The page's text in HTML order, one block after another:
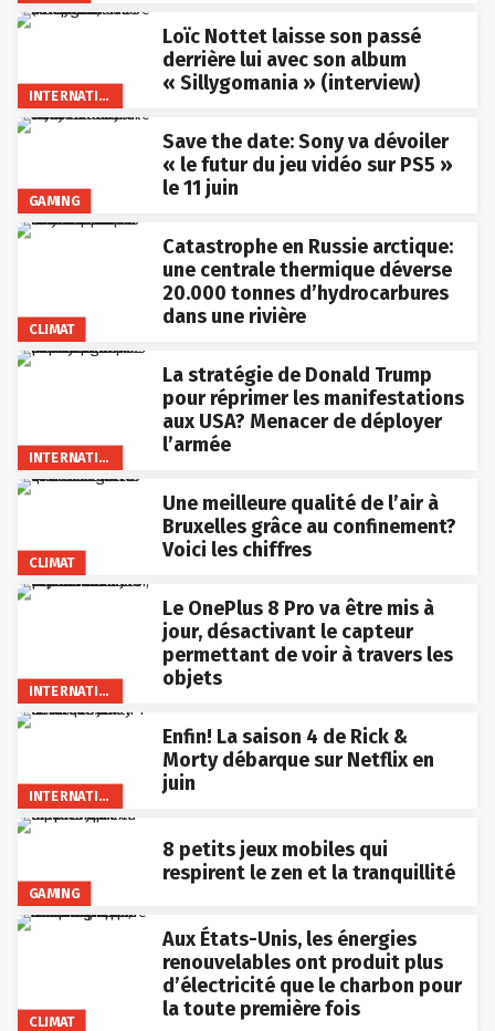
INTERNATIONAL
Loïc Nottet laisse son passé
derrière lui avec son album
« Sillygomania » (interview)
GAMING
Save the date: Sony va dévoiler
« le futur du jeu vidéo sur PS5 »
le 11 juin
CLIMAT
Catastrophe en Russie arctique:
une centrale thermique déverse
20.000 tonnes d’hydrocarbures
dans une rivière
INTERNATIONAL
La stratégie de Donald Trump
pour réprimer les manifestations
aux USA? Menacer de déployer
l’armée
CLIMAT
Une meilleure qualité de l’air à
Bruxelles grâce au confinement?
Voici les chiffres
INTERNATIONAL
Le OnePlus 8 Pro va être mis à
jour, désactivant le capteur
permettant de voir à travers les
objets
INTERNATIONAL
Enfin! La saison 4 de Rick &
Morty débarque sur Netflix en
juin
GAMING
8 petits jeux mobiles qui
respirent le zen et la tranquillité
CLIMAT
Aux États-Unis, les énergies
renouvelables ont produit plus
d’électricité que le charbon pour
la toute première fois